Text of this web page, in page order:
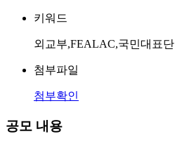
키워드
외교부,FEALAC,국민대표단
첨부파일
첨부확인
공모 내용